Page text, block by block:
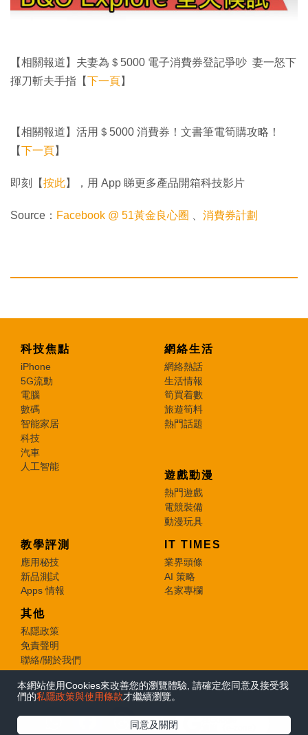
【相關報道】夫妻為＄5000 電子消費券登記爭吵 妻一怒下
揮刀斬夫手指【下一頁】
【相關報道】活用＄5000 消費券！文書筆電筍購攻略！
【下一頁】
即刻【按此】，用 App 睇更多產品開箱科技影片
Source： Facebook @ 51黃金良心圈 消費券計劃
科技焦點
iPhone
5G流動
電腦
數碼
智能家居
科技
汽車
人工智能
網絡生活
網絡熱話
生活情報
筍買着數
旅遊筍料
熱門話題
遊戲動漫
熱門遊戲
電競裝備
動漫玩具
教學評測
應用秘技
新品測試
Apps 情報
IT TIMES
業界頭條
AI 策略
名家專欄
其他
私隱政策
免責聲明
聯絡/關於我們
© 2026 e-zone. All Rights Reserved.
本網站使用Cookies來改善您的瀏覽體驗, 請確定您同意及接受我
們的私隱政策與使用條款才繼續瀏覽。
同意及關閉